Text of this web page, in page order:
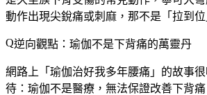
動作出現尖銳痛或刺麻，那不是「拉到
逆向觀點：瑜伽不是下背痛的萬靈丹
網路上「瑜伽治好我多年腰痛」的故事
待： 瑜伽不是醫療，無法保證改善下背